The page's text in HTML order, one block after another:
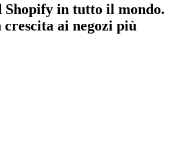
Shopify in tutto il mondo.
ai negozi più